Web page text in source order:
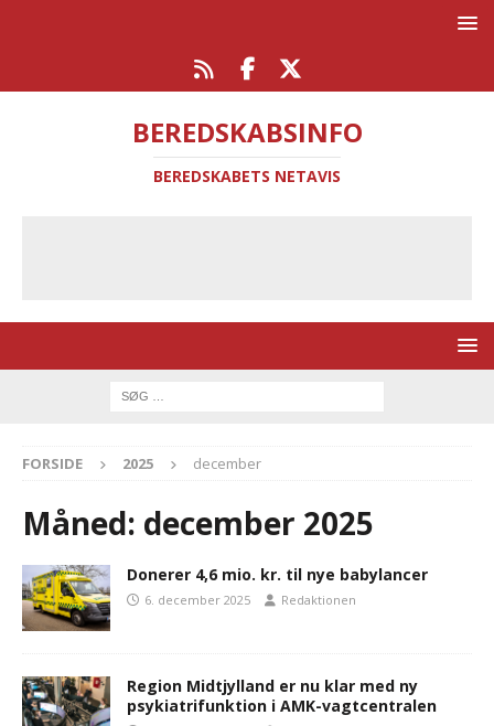
BEREDSKABSINFO
BEREDSKABETS NETAVIS
FORSIDE 2025 december
Måned: december 2025
Donerer 4,6 mio. kr. til nye babylancer
6. december 2025 Redaktionen
Region Midtjylland er nu klar med ny
psykiatrifunktion i AMK-vagtcentralen